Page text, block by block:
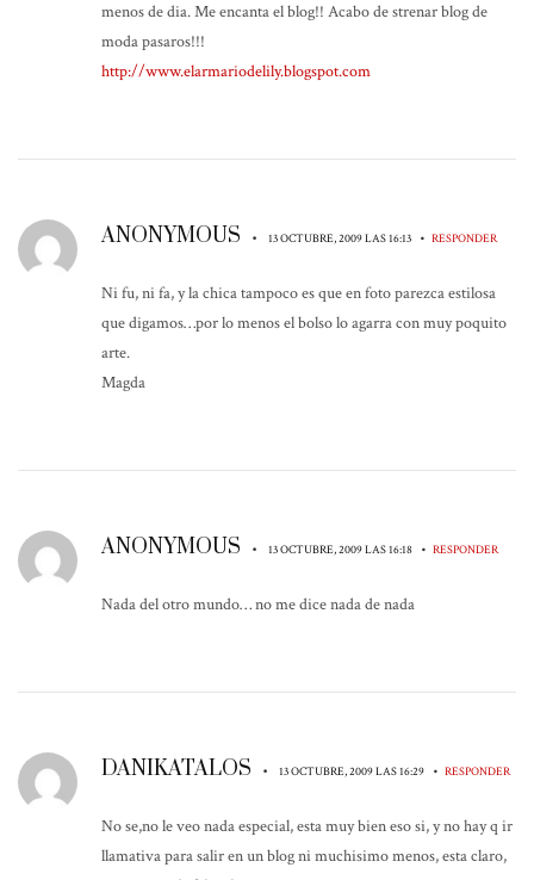
menos de dia. Me encanta el blog!! Acabo de strenar blog de
moda pasaros!!!
http://www.elarmariodelily.blogspot.com
ANONYMOUS • 13 OCTUBRE, 2009 LAS 16:13 • RESPONDER
Ni fu, ni fa, y la chica tampoco es que en foto parezca estilosa
que digamos…por lo menos el bolso lo agarra con muy poquito
arte.
Magda
ANONYMOUS • 13 OCTUBRE, 2009 LAS 16:18 • RESPONDER
Nada del otro mundo… no me dice nada de nada
DANIKATALOS • 13 OCTUBRE, 2009 LAS 16:29 • RESPONDER
No se,no le veo nada especial, esta muy bien eso si, y no hay q ir
llamativa para salir en un blog ni muchisimo menos, esta claro,